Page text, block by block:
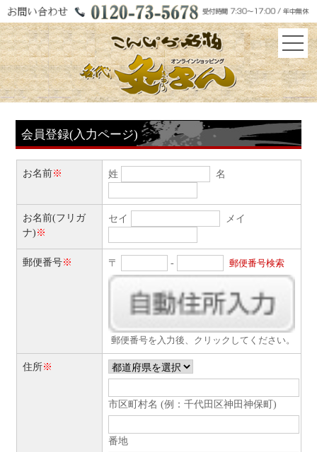
会員登録(入力ページ)
お名前※ 姓 名
お名前(フリガ
ナ)※
セイ メイ
郵便番号※ 〒 - 郵便番号検索
郵便番号を入力後、クリックしてください。
住所※
市区町村名 (例：千代田区神田神保町)
番地